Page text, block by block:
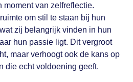
moment van zelfreflectie.
om stil te staan bij hun
zij belangrijk vinden in hun
hun passie ligt. Dit vergroot
maar verhoogt ook de kans op
die echt voldoening geeft.